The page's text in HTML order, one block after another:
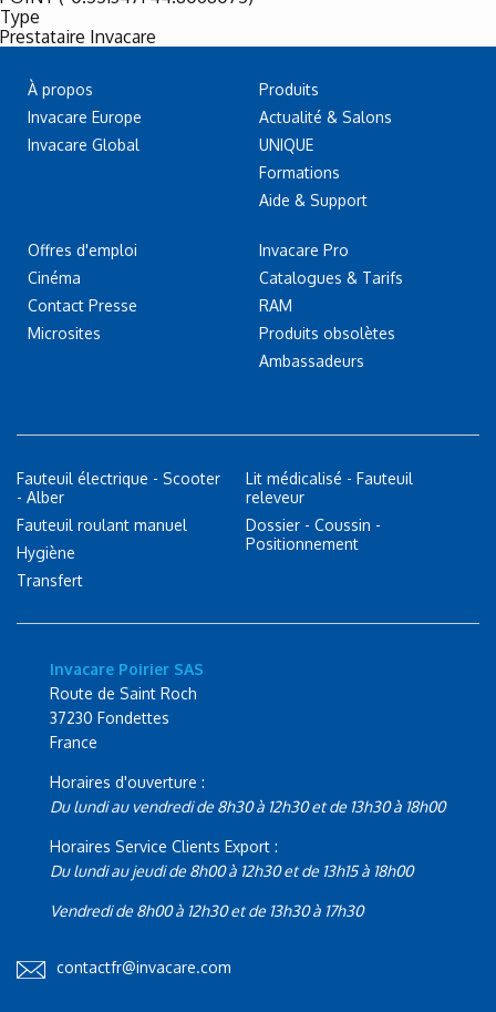
Type
Prestataire Invacare
À propos
Invacare Europe
Invacare Global
Offres d'emploi
Cinéma
Contact Presse
Microsites
Produits
Actualité & Salons
UNIQUE
Formations
Aide & Support
Invacare Pro
Catalogues & Tarifs
RAM
Produits obsolètes
Ambassadeurs
Fauteuil électrique - Scooter
- Alber
Fauteuil roulant manuel
Hygiène
Transfert
Lit médicalisé - Fauteuil
releveur
Dossier - Coussin -
Positionnement
Invacare Poirier SAS
Route de Saint Roch
37230 Fondettes
France
Horaires d'ouverture :
Du lundi au vendredi de 8h30 à 12h30 et de 13h30 à 18h00
Horaires Service Clients Export :
Du lundi au jeudi de 8h00 à 12h30 et de 13h15 à 18h00
Vendredi de 8h00 à 12h30 et de 13h30 à 17h30
contactfr@invacare.com